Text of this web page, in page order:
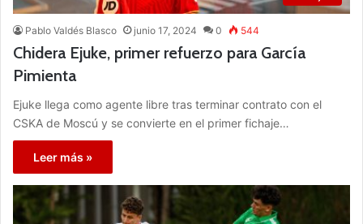
Pablo Valdés Blasco junio 17, 2024 0 544
Chidera Ejuke, primer refuerzo para García
Pimienta
Ejuke llega como agente libre tras terminar contrato con el
CSKA de Moscú y se convierte en el primer fichaje…
Leer más »